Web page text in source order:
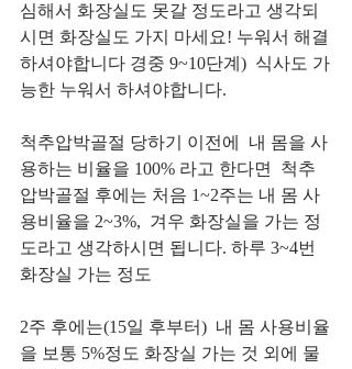
심해서 화장실도 못갈 정도라고 생각되
시면 화장실도 가지 마세요! 누워서 해결
하셔야합니다 경중 9~10단계)  식사도 가
능한 누워서 하셔야합니다.
척추압박골절 당하기 이전에  내 몸을 사
용하는 비율을 100% 라고 한다면  척추
압박골절 후에는 처음 1~2주는 내 몸 사
용비율을 2~3%,  겨우 화장실을 가는 정
도라고 생각하시면 됩니다. 하루 3~4번
화장실 가는 정도
2주 후에는(15일 후부터)  내 몸 사용비율
을 보통 5%정도 화장실 가는 것 외에 물